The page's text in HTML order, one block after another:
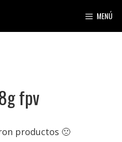
MENÚ
fpv
productos 🙁